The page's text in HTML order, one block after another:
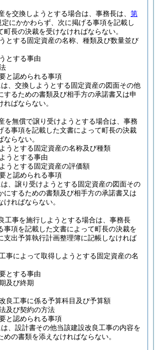
を交換しようとする場合は、事務長は、 第
定にかかわらず、次に掲げる事項を記載し
町長の決裁を受けなければならない。
とする固定資産の名称、種類及び数量並び
とする事由
と認められる事項
、交換しようとする固定資産の図面その他
するための書類及び相手方の承諾書又は申
ばならない。
を無償で譲り受けようとする場合は、事務
る事項を記載した文書によって町長の決裁
らない。
うとする固定資産の名称及び種類
うとする事由
うとする固定資産の評価額
と認められる事項
、譲り受けようとする固定資産の図面その
にするための書類及び相手方の承諾書又は
ればならない。
工事を施行しようとする場合は、事務長
事項を記載した文書によって町長の決裁を
支出予算執行計画整理簿に記帳しなければ
事によって取得しようとする固定資産の名
とする事由
及び終期
良工事に係る予算科目及び予算額
及び契約の方法
と認められる事項
、設計書その他当該建設改良工事の内容を
めの書類を添えなければならない。